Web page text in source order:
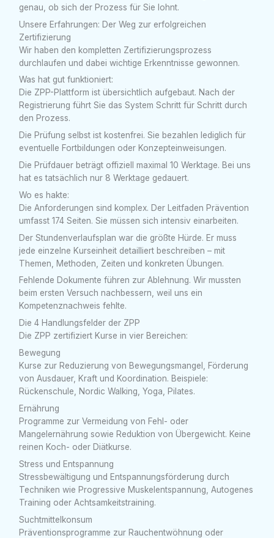
genau, ob sich der Prozess für Sie lohnt.
Unsere Erfahrungen: Der Weg zur erfolgreichen
Zertifizierung
Wir haben den kompletten Zertifizierungsprozess
durchlaufen und dabei wichtige Erkenntnisse gewonnen.
Was hat gut funktioniert:
Die ZPP-Plattform ist übersichtlich aufgebaut. Nach der
Registrierung führt Sie das System Schritt für Schritt durch
den Prozess.
Die Prüfung selbst ist kostenfrei. Sie bezahlen lediglich für
eventuelle Fortbildungen oder Konzepteinweisungen.
Die Prüfdauer beträgt offiziell maximal 10 Werktage. Bei uns
hat es tatsächlich nur 8 Werktage gedauert.
Wo es hakte:
Die Anforderungen sind komplex. Der Leitfaden Prävention
umfasst 174 Seiten. Sie müssen sich intensiv einarbeiten.
Der Stundenverlaufsplan war die größte Hürde. Er muss
jede einzelne Kurseinheit detailliert beschreiben – mit
Themen, Methoden, Zeiten und konkreten Übungen.
Fehlende Dokumente führen zur Ablehnung. Wir mussten
beim ersten Versuch nachbessern, weil uns ein
Kompetenznachweis fehlte.
Die 4 Handlungsfelder der ZPP
Die ZPP zertifiziert Kurse in vier Bereichen:
Bewegung
Kurse zur Reduzierung von Bewegungsmangel, Förderung
von Ausdauer, Kraft und Koordination. Beispiele:
Rückenschule, Nordic Walking, Yoga, Pilates.
Ernährung
Programme zur Vermeidung von Fehl- oder
Mangelernährung sowie Reduktion von Übergewicht. Keine
reinen Koch- oder Diätkurse.
Stress und Entspannung
Stressbewältigung und Entspannungsförderung durch
Techniken wie Progressive Muskelentspannung, Autogenes
Training oder Achtsamkeitstraining.
Suchtmittelkonsum
Präventionsprogramme zur Rauchentwöhnung oder